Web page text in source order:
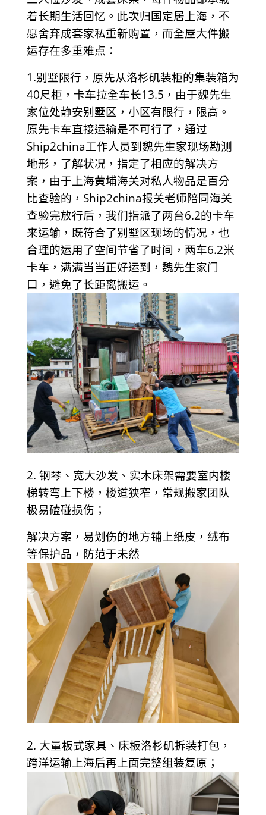
着长期生活回忆。此次归国定居上海，不
愿舍弃成套家私重新购置，而全屋大件搬
运存在多重难点：
1.别墅限行，原先从洛杉矶装柜的集装箱为
40尺柜，卡车拉全车长13.5，由于魏先生
家位处静安别墅区，小区有限行，限高。
原先卡车直接运输是不可行了，通过
Ship2china工作人员到魏先生家现场勘测
地形，了解状况，指定了相应的解决方
案，由于上海黄埔海关对私人物品是百分
比查验的，Ship2china报关老师陪同海关
查验完放行后，我们指派了两台6.2的卡车
来运输，既符合了别墅区现场的情况，也
合理的运用了空间节省了时间，两车6.2米
卡车，满满当当正好运到，魏先生家门
口，避免了长距离搬运。
2. 钢琴、宽大沙发、实木床架需要室内楼
梯转弯上下楼，楼道狭窄，常规搬家团队
极易磕碰损伤；
解决方案，易划伤的地方铺上纸皮，绒布
等保护品，防范于未然
2. 大量板式家具、床板洛杉矶拆装打包，
跨洋运输上海后再上面完整组装复原；